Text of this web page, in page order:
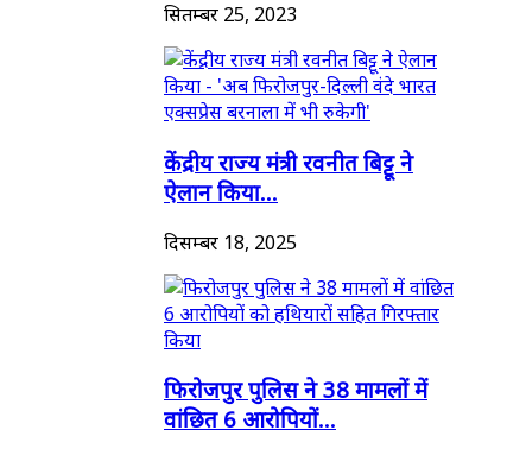
सितम्बर 25, 2023
केंद्रीय राज्य मंत्री रवनीत बिट्टू ने
ऐलान किया...
दिसम्बर 18, 2025
फिरोजपुर पुलिस ने 38 मामलों में
वांछित 6 आरोपियों...